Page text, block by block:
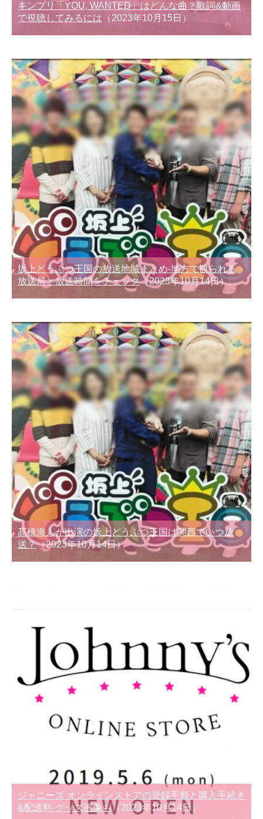
キンプリ「YOU, WANTED」はどんな曲？歌詞&動画
で視聴してみるには （2023年10月15日）
坂上どうぶつ王国の放送地域まとめ-地方で観られる
放送局と放送時間をチェック（2023年10月14日）
髙橋海人が出演の坂上どうぶつ王国は関西でいつ放
送？（2023年10月14日）
ジャニーズ オンラインストアの登録手順と購入手続き
&配送料-グッズ画像も（2023年10月14日）